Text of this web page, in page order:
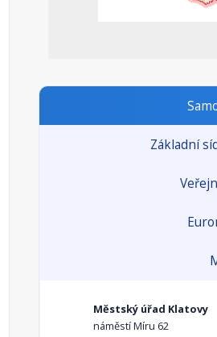
Základní
Městský úřad Klatovy
náměstí Míru 62